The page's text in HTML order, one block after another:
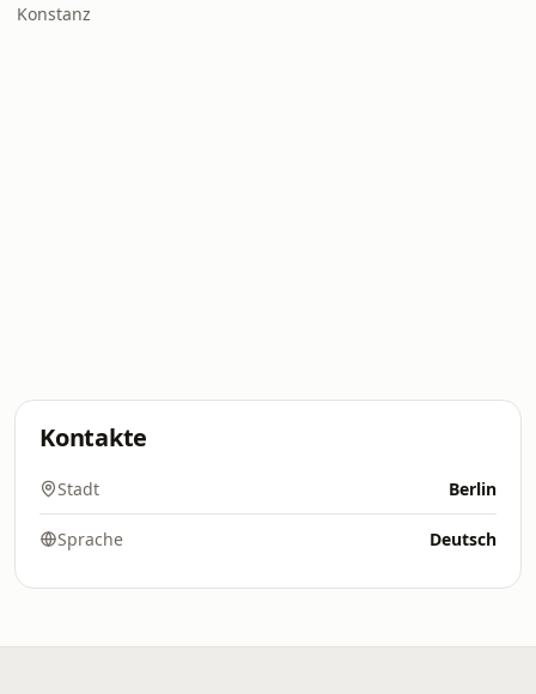
Konstanz
Kontakte
Stadt Berlin
Sprache Deutsch